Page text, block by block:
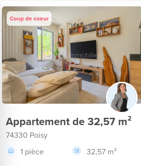
Coup de coeur
Appartement de 32,57 m²
74330 Poisy
1 pièce
32,57 m²